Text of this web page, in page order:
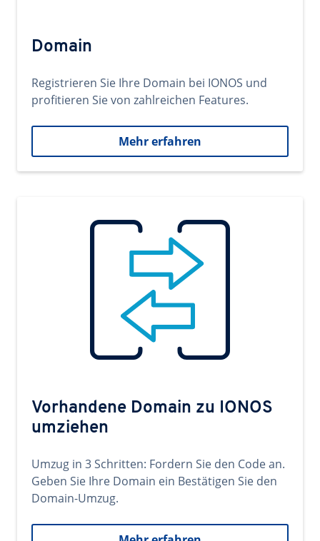
Domain
Registrieren Sie Ihre Domain bei IONOS und
profitieren Sie von zahlreichen Features.
Mehr erfahren
Vorhandene Domain zu IONOS
umziehen
Umzug in 3 Schritten: Fordern Sie den Code an.
Geben Sie Ihre Domain ein Bestätigen Sie den
Domain-Umzug.